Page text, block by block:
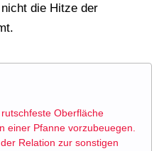
die Hitze der
Oberfläche
einer Pfanne vorzubeuegen.
Relation zur sonstigen